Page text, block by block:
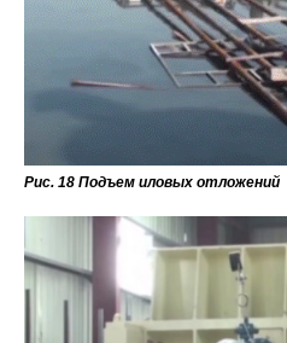
Рис. 18 Подъем иловых отложений